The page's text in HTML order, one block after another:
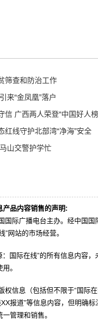
筛查和防治工作
来“金凤凰”落户
信 广西两人荣登“中国好人
红线守护北部湾“净海”安全
山交警护学忙
产品内容销售的声明:
国际广播电台主办。经中国
”网站的市场经营。
：国际在线”的所有信息内容
。
权信息（包括但不限于“国际
XX报道”等信息内容，但明确
一管理和销售。